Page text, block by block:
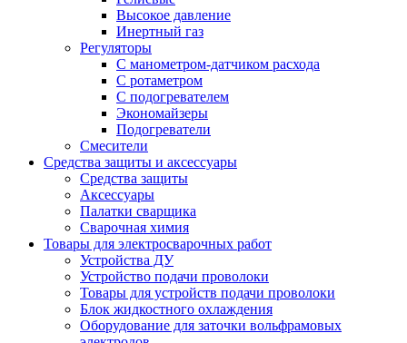
Высокое давление
Инертный газ
Регуляторы
С манометром-датчиком расхода
С ротаметром
С подогревателем
Экономайзеры
Подогреватели
Смесители
Средства защиты и аксессуары
Средства защиты
Аксессуары
Палатки сварщика
Сварочная химия
Товары для электросварочных работ
Устройства ДУ
Устройство подачи проволоки
Товары для устройств подачи проволоки
Блок жидкостного охлаждения
Оборудование для заточки вольфрамовых